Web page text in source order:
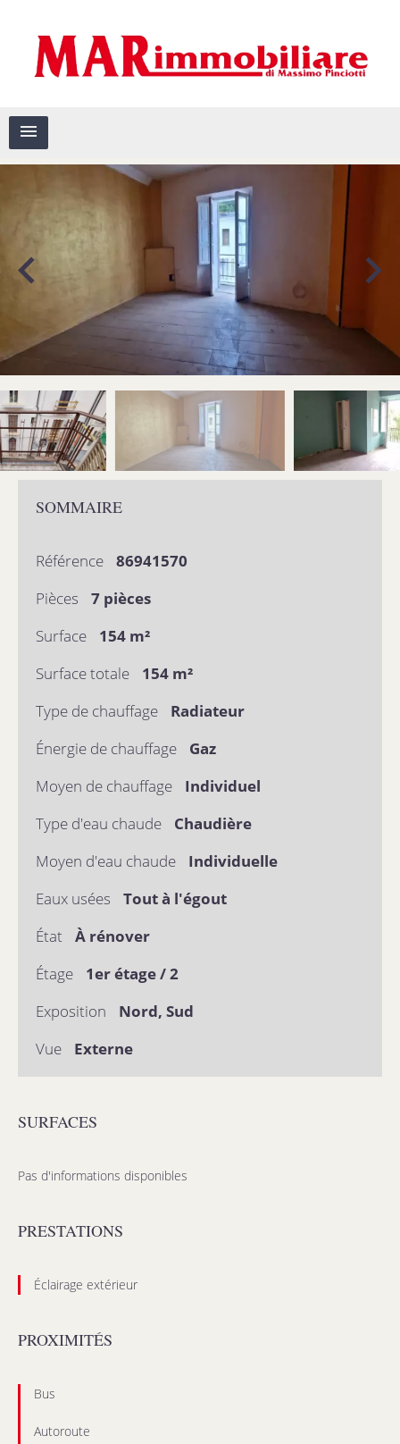
SOMMAIRE
Référence
86941570
Pièces
7 pièces
Surface
154 m²
Surface totale
154 m²
Type de chauffage
Radiateur
Énergie de chauffage
Gaz
Moyen de chauffage
Individuel
Type d'eau chaude
Chaudière
Moyen d'eau chaude
Individuelle
Eaux usées
Tout à l'égout
État
À rénover
Étage
1er étage / 2
Exposition
Nord, Sud
Vue
Externe
SURFACES
Pas d'informations disponibles
PRESTATIONS
Éclairage extérieur
PROXIMITÉS
Bus
Autoroute